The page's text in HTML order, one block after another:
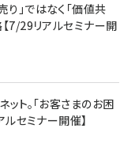
」ではなく「価値共
7/29リアルセミナー開
ト。「お客さまのお困
セミナー開催】